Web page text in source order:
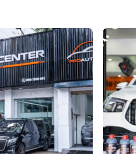
Chuyên nghiệp